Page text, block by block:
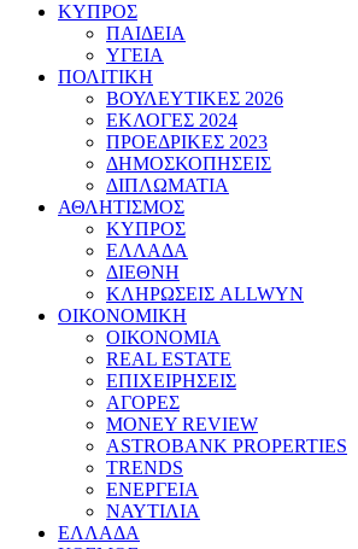
ΚΥΠΡΟΣ
ΠΑΙΔΕΙΑ
ΥΓΕΙΑ
ΠΟΛΙΤΙΚΗ
ΒΟΥΛΕΥΤΙΚΕΣ 2026
ΕΚΛΟΓΕΣ 2024
ΠΡΟΕΔΡΙΚΕΣ 2023
ΔΗΜΟΣΚΟΠΗΣΕΙΣ
ΔΙΠΛΩΜΑΤΙΑ
ΑΘΛΗΤΙΣΜΟΣ
ΚΥΠΡΟΣ
ΕΛΛΑΔΑ
ΔΙΕΘΝΗ
ΚΛΗΡΩΣΕΙΣ ALLWYN
ΟΙΚΟΝΟΜΙΚΗ
ΟΙΚΟΝΟΜΙΑ
REAL ESTATE
ΕΠΙΧΕΙΡΗΣΕΙΣ
ΑΓΟΡΕΣ
MONEY REVIEW
ASTROBANK PROPERTIES
TRENDS
ΕΝΕΡΓΕΙΑ
ΝΑΥΤΙΛΙΑ
ΕΛΛΑΔΑ